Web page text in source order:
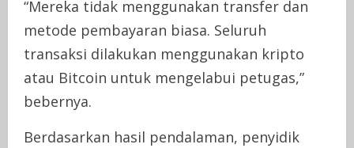
“Mereka tidak menggunakan transfer dan
metode pembayaran biasa. Seluruh
transaksi dilakukan menggunakan kripto
atau Bitcoin untuk mengelabui petugas,”
bebernya.
Berdasarkan hasil pendalaman, penyidik